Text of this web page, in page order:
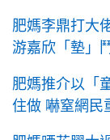
肥媽李鼎打大
游嘉欣「墊」
肥媽推介以「
住做 嚇窒網民